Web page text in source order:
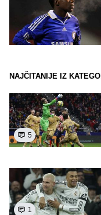
NAJČITANIJE IZ
5
1